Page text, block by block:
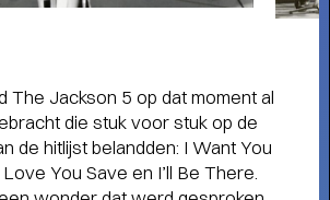
WORDEN?- Als
je ons én profiteer je van veel
voorrang bij de kaartverkoop.
The Jackson 5 op dat moment al
die stuk voor stuk op de
de hitlijst belandden: I Want You
You Save en I’ll Be There.